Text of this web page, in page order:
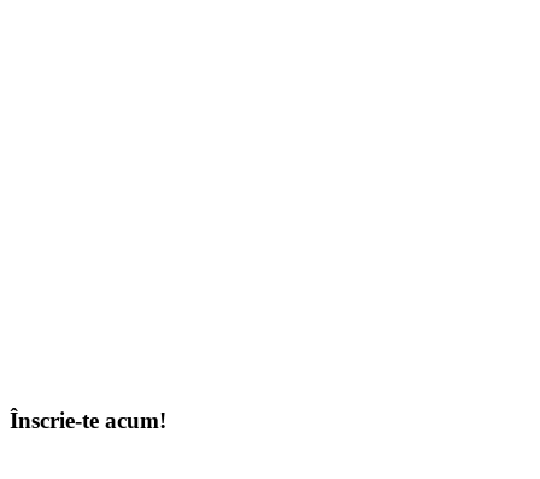
Înscrie-te acum!